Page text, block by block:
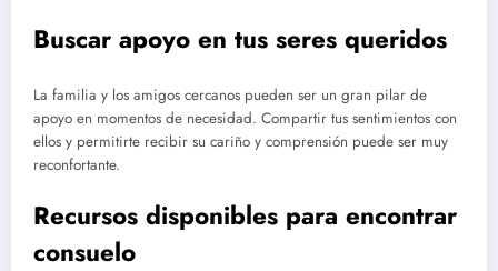
Buscar apoyo en tus seres queridos
La familia y los amigos cercanos pueden ser un gran pilar de
apoyo en momentos de necesidad. Compartir tus sentimientos con
ellos y permitirte recibir su cariño y comprensión puede ser muy
reconfortante.
Recursos disponibles para encontrar
consuelo